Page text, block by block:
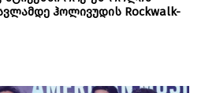
ჰოლივუდის Rockwalk-